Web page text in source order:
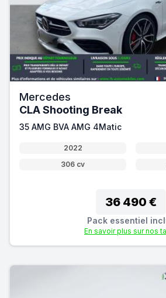
Mercedes
CLA Shooting Break
35 AMG BVA AMG 4Matic
2022
306 cv
36 490 €
Pack essentiel
En savoir plus sur nos